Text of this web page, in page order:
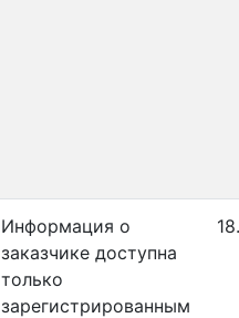
Информация о
заказчике доступна
только
зарегистрированным